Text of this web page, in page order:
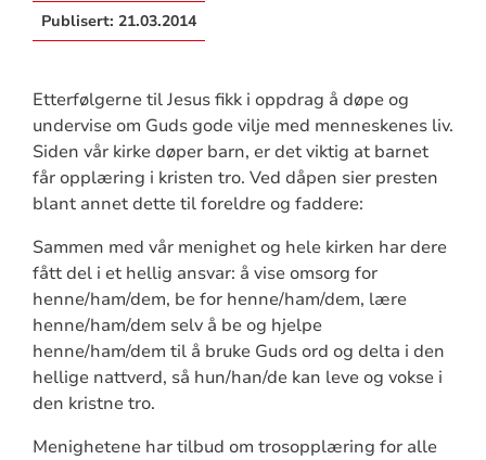
Publisert: 21.03.2014
Etterfølgerne til Jesus fikk i oppdrag å døpe og
undervise om Guds gode vilje med menneskenes liv.
Siden vår kirke døper barn, er det viktig at barnet
får opplæring i kristen tro. Ved dåpen sier presten
blant annet dette til foreldre og faddere:
Sammen med vår menighet og hele kirken har dere
fått del i et hellig ansvar: å vise omsorg for
henne/ham/dem, be for henne/ham/dem, lære
henne/ham/dem selv å be og hjelpe
henne/ham/dem til å bruke Guds ord og delta i den
hellige nattverd, så hun/han/de kan leve og vokse i
den kristne tro.
Menighetene har tilbud om trosopplæring for alle